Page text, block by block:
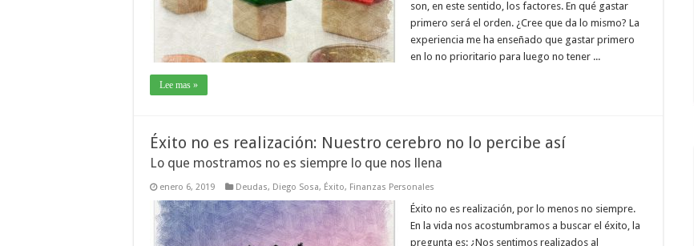
son, en este sentido, los factores. En qué gastar
primero será el orden. ¿Cree que da lo mismo? La
experiencia me ha enseñado que gastar primero
en lo no prioritario para luego no tener ...
Lee mas »
Éxito no es realización: Nuestro cerebro no lo percibe así
Lo que mostramos no es siempre lo que nos llena
enero 6, 2019 Deudas, Diego Sosa, Éxito, Finanzas Personales
Éxito no es realización, por lo menos no siempre.
En la vida nos acostumbramos a buscar el éxito, la
pregunta es: ¿Nos sentimos realizados al